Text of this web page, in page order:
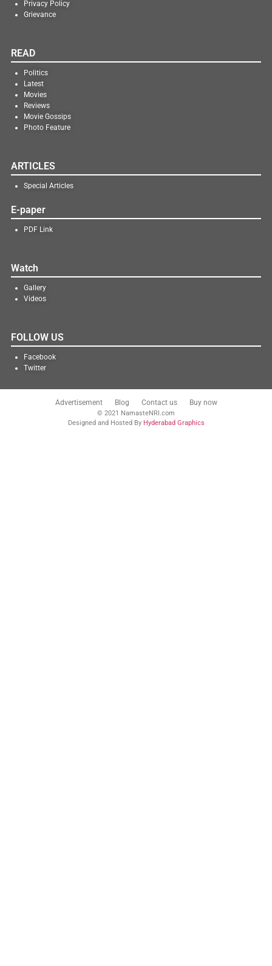
Privacy Policy
Grievance
READ
Politics
Latest
Movies
Reviews
Movie Gossips
Photo Feature
ARTICLES
Special Articles
E-paper
PDF Link
Watch
Gallery
Videos
FOLLOW US
Facebook
Twitter
Advertisement Blog Contact us Buy now
© 2021 NamasteNRI.com
Designed and Hosted By Hyderabad Graphics